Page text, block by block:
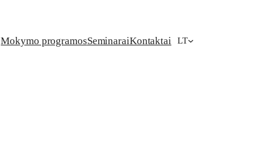
Mokymo programosSeminaraiKontaktai LT